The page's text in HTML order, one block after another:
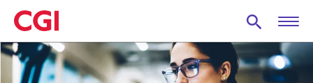
Skip
to
main
content